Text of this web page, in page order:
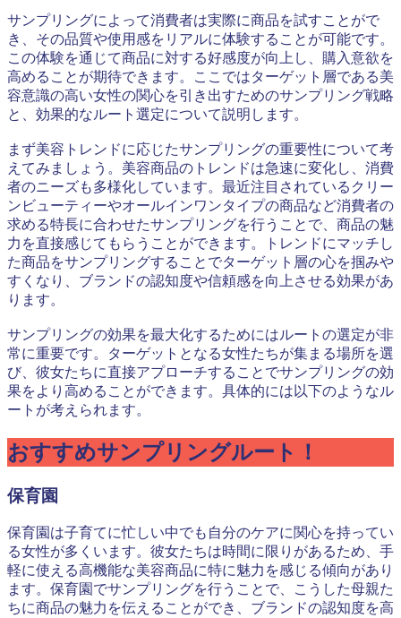
サンプリングによって消費者は実際に商品を試すことがで
き、その品質や使用感をリアルに体験することが可能です。
この体験を通じて商品に対する好感度が向上し、購入意欲を
高めることが期待できます。ここではターゲット層である美
容意識の高い女性の関心を引き出すためのサンプリング戦略
と、効果的なルート選定について説明します。
まず美容トレンドに応じたサンプリングの重要性について考
えてみましょう。美容商品のトレンドは急速に変化し、消費
者のニーズも多様化しています。最近注目されているクリー
ンビューティーやオールインワンタイプの商品など消費者の
求める特長に合わせたサンプリングを行うことで、商品の魅
力を直接感じてもらうことができます。トレンドにマッチし
た商品をサンプリングすることでターゲット層の心を掴みや
すくなり、ブランドの認知度や信頼感を向上させる効果があ
ります。
サンプリングの効果を最大化するためにはルートの選定が非
常に重要です。ターゲットとなる女性たちが集まる場所を選
び、彼女たちに直接アプローチすることでサンプリングの効
果をより高めることができます。具体的には以下のようなル
ートが考えられます。
おすすめサンプリングルート！
保育園
保育園は子育てに忙しい中でも自分のケアに関心を持ってい
る女性が多くいます。彼女たちは時間に限りがあるため、手
軽に使える高機能な美容商品に特に魅力を感じる傾向があり
ます。保育園でサンプリングを行うことで、こうした母親た
ちに商品の魅力を伝えることができ、ブランドの認知度を高